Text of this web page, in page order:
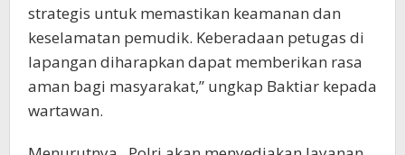
strategis untuk memastikan keamanan dan
keselamatan pemudik. Keberadaan petugas di
lapangan diharapkan dapat memberikan rasa
aman bagi masyarakat,” ungkap Baktiar kepada
wartawan.